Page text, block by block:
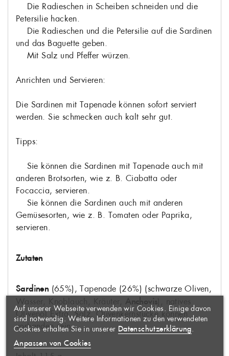
Die Radieschen in Scheiben schneiden und die
Petersilie hacken.
Die Radieschen und die Petersilie auf die Sardinen
und das Baguette geben.
Mit Salz und Pfeffer würzen.
Anrichten und Servieren:
Die Sardinen mit Tapenade können sofort serviert
werden. Sie schmecken auch kalt sehr gut.
Tipps:
Sie können die Sardinen mit Tapenade auch mit
anderen Brotsorten, wie z. B. Ciabatta oder
Focaccia, servieren.
Sie können die Sardinen auch mit anderen
Gemüsesorten, wie z. B. Tomaten oder Paprika,
servieren.
Zutaten
Sardinen (65%), Tapenade (26%) (schwarze Oliven,
Olivenöl Extra, Salz. Olivenkernstücke können
vorhanden sein.
AUF MEINE
WUNSCHLISTE
×
ERSTELLEN
×
Name der Wunschliste
ANMELDEN ×
Sie müssen angemeldet sein, um
Artikel Ihrer Wunschliste
hinzufügen zu können.
Auf unserer Webseite verwenden wir Cookies. Einige davon
sind notwendig. Weitere Informationen zu den verwendeten
Cookies erhalten Sie in unserer Datenschutzerklärung.
Anpassen von Cookies